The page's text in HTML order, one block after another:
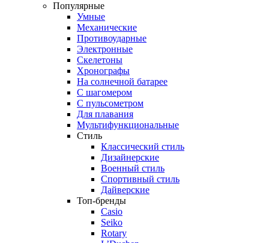
Популярные
Умные
Механические
Противоударные
Электронные
Скелетоны
Хронографы
На солнечной батарее
С шагомером
С пульсометром
Для плавания
Мультифункциональные
Стиль
Классический стиль
Дизайнерские
Военный стиль
Спортивный стиль
Дайверские
Топ-бренды
Casio
Seiko
Rotary